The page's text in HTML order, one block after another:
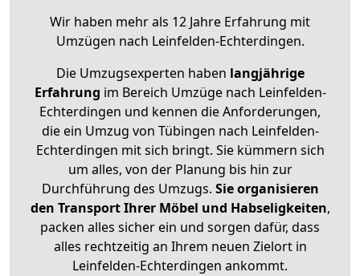
Wir haben mehr als 12 Jahre Erfahrung mit
Umzügen nach Leinfelden-Echterdingen.
Die Umzugsexperten haben langjährige
Erfahrung im Bereich Umzüge nach Leinfelden-
Echterdingen und kennen die Anforderungen,
die ein Umzug von Tübingen nach Leinfelden-
Echterdingen mit sich bringt. Sie kümmern sich
um alles, von der Planung bis hin zur
Durchführung des Umzugs. Sie organisieren
den Transport Ihrer Möbel und Habseligkeiten,
packen alles sicher ein und sorgen dafür, dass
alles rechtzeitig an Ihrem neuen Zielort in
Leinfelden-Echterdingen ankommt.